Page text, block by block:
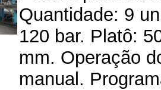
Quantidade: 9
120 bar. Platô:
mm. Operação
manual.